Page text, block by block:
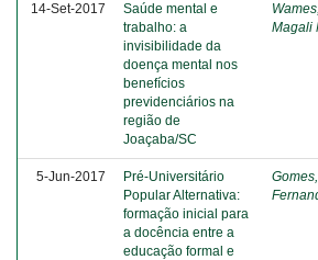
14-Set-2017
Saúde mental e
trabalho: a
invisibilidade da
doença mental nos
benefícios
previdenciários na
região de
Joaçaba/SC
Magali
5-Jun-2017
Pré-Universitário
Popular Alternativa:
formação inicial para
a docência entre a
educação formal e